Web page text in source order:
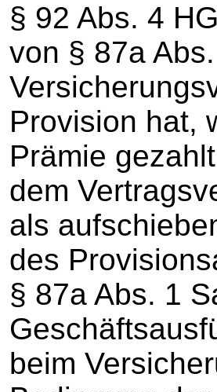
§ 92 Abs. 4
von § 87a
Provision hat,
Prämie
dem
als
des
§ 87a Abs. 1
beim